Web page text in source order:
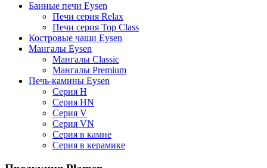
Банные печи Eysen
Печи серия Relax
Печи серия Top Class
Костровые чаши Eysen
Мангалы Eysen
Мангалы Classic
Мангалы Premium
Печь-камины Eysen
Серия H
Серия HN
Серия V
Серия VN
Серия в камне
Серия в керамике